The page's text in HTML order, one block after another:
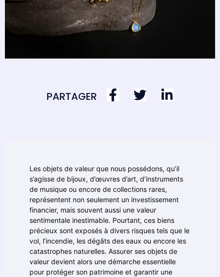
PARTAGER
Les objets de valeur que nous possédons, qu’il
s’agisse de bijoux, d’œuvres d’art, d’instruments
de musique ou encore de collections rares,
représentent non seulement un investissement
financier, mais souvent aussi une valeur
sentimentale inestimable. Pourtant, ces biens
précieux sont exposés à divers risques tels que le
vol, l’incendie, les dégâts des eaux ou encore les
catastrophes naturelles. Assurer ses objets de
valeur devient alors une démarche essentielle
pour protéger son patrimoine et garantir une